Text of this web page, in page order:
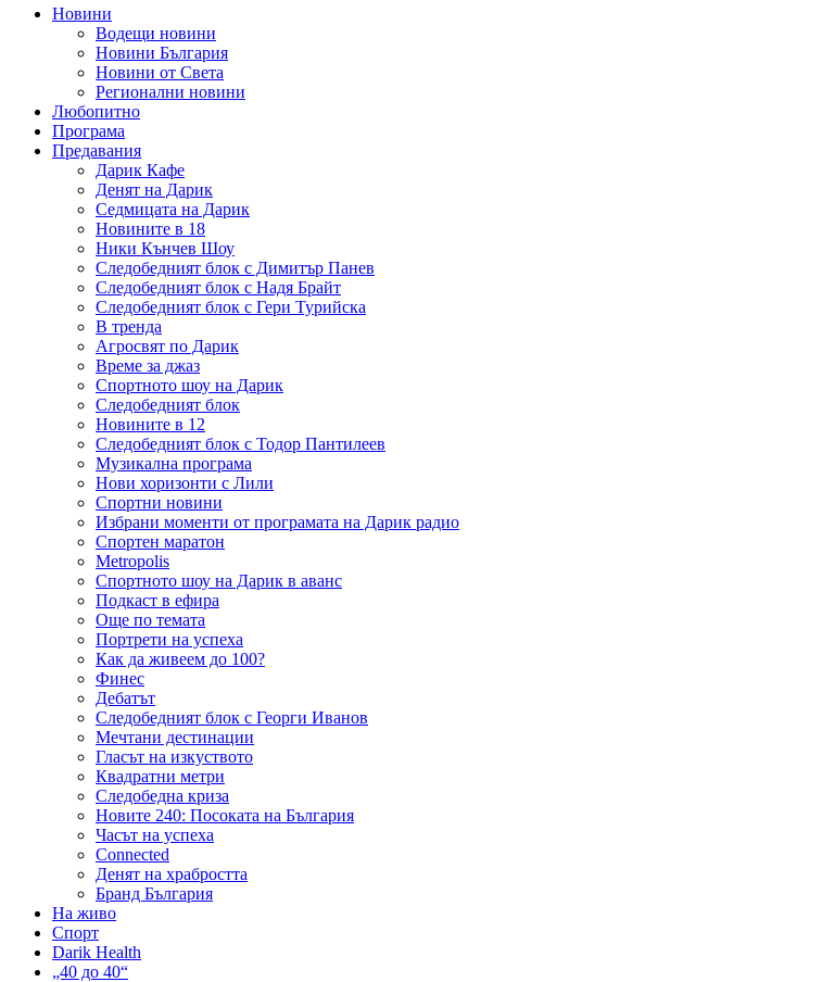
Новини
Водещи новини
Новини България
Новини от Света
Регионални новини
Любопитно
Програма
Предавания
Дарик Кафе
Денят на Дарик
Седмицата на Дарик
Новините в 18
Ники Кънчев Шоу
Следобедният блок с Димитър Панев
Следобедният блок с Надя Брайт
Следобедният блок с Гери Турийска
В тренда
Агросвят по Дарик
Време за джаз
Спортното шоу на Дарик
Следобедният блок
Новините в 12
Следобедният блок с Тодор Пантилеев
Музикална програма
Нови хоризонти с Лили
Спортни новини
Избрани моменти от програмата на Дарик радио
Спортен маратон
Metropolis
Спортното шоу на Дарик в аванс
Подкаст в ефира
Още по темата
Портрети на успеха
Как да живеем до 100?
Финес
Дебатът
Следобедният блок с Георги Иванов
Мечтани дестинации
Гласът на изкуството
Квадратни метри
Следобедна криза
Новите 240: Посоката на България
Часът на успеха
Connected
Денят на храбростта
Бранд България
На живо
Спорт
Darik Health
„40 до 40“